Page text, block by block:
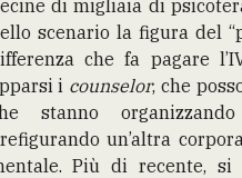
di migliaia di
scenario la figura del
che fa pagare
i counselor, che
stanno
un’altra
Più di recente,